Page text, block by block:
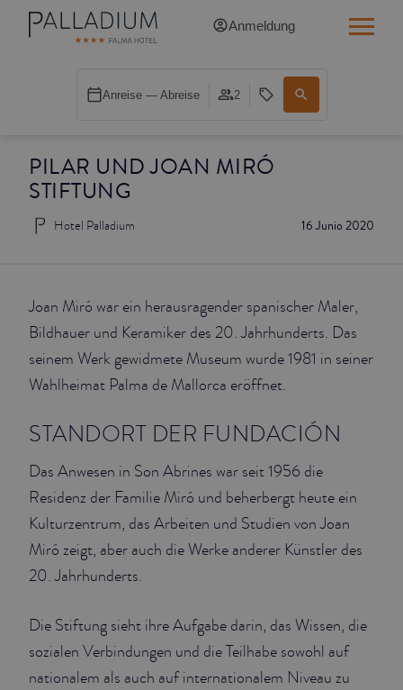
PILAR UND JOAN MIRÓ
STIFTUNG
16 Junio 2020
Hotel Palladium
Joan Miró war ein herausragender spanischer Maler,
Bildhauer und Keramiker des 20. Jahrhunderts. Das
seinem Werk gewidmete Museum wurde 1981 in seiner
Wahlheimat Palma de Mallorca eröffnet.
STANDORT DER FUNDACIÓN
Das Anwesen in Son Abrines war seit 1956 die
Residenz der Familie Miró und beherbergt heute ein
Kulturzentrum, das Arbeiten und Studien von Joan
Miró zeigt, aber auch die Werke anderer Künstler des
20. Jahrhunderts.
Die Stiftung sieht ihre Aufgabe darin, das Wissen, die
sozialen Verbindungen und die Teilhabe sowohl auf
nationalem als auch auf internationalem Niveau zu
Anmeldung
Anreise — Abreise 2
SINGLE BALCONY CATHEDRAL
DOUBLE WHITE
SUPERIOR
JUNIOR SUITES
SUITE